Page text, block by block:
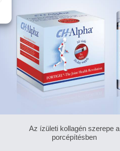
Az ízületi kollagén szerepe a
porcépítésben